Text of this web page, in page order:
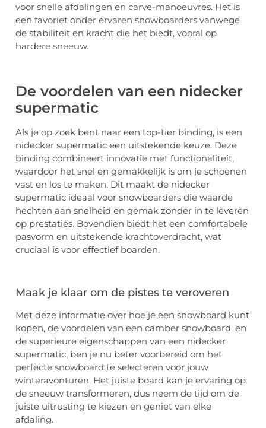
voor snelle afdalingen en carve-manoeuvres. Het is
een favoriet onder ervaren snowboarders vanwege
de stabiliteit en kracht die het biedt, vooral op
hardere sneeuw.
De voordelen van een nidecker
supermatic
Als je op zoek bent naar een top-tier binding, is een
nidecker supermatic een uitstekende keuze. Deze
binding combineert innovatie met functionaliteit,
waardoor het snel en gemakkelijk is om je schoenen
vast en los te maken. Dit maakt de nidecker
supermatic ideaal voor snowboarders die waarde
hechten aan snelheid en gemak zonder in te leveren
op prestaties. Bovendien biedt het een comfortabele
pasvorm en uitstekende krachtoverdracht, wat
cruciaal is voor effectief boarden.
Maak je klaar om de pistes te veroveren
Met deze informatie over hoe je een snowboard kunt
kopen, de voordelen van een camber snowboard, en
de superieure eigenschappen van een nidecker
supermatic, ben je nu beter voorbereid om het
perfecte snowboard te selecteren voor jouw
winteravonturen. Het juiste board kan je ervaring op
de sneeuw transformeren, dus neem de tijd om de
juiste uitrusting te kiezen en geniet van elke
afdaling.